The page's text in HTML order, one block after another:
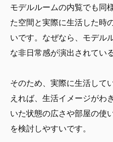
モデルルームの内覧でも同
た空間と実際に生活した時
いです。なぜなら、モデル
な非日常感が演出されてい
そのため、実際に生活して
えれば、生活イメージがわ
いた状態の広さや部屋の使
を検討しやすいです。